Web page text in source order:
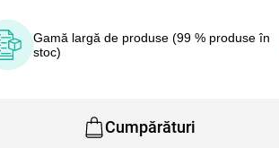
Gamă largă de produse (99 % produse în
stoc)
Cumpărături